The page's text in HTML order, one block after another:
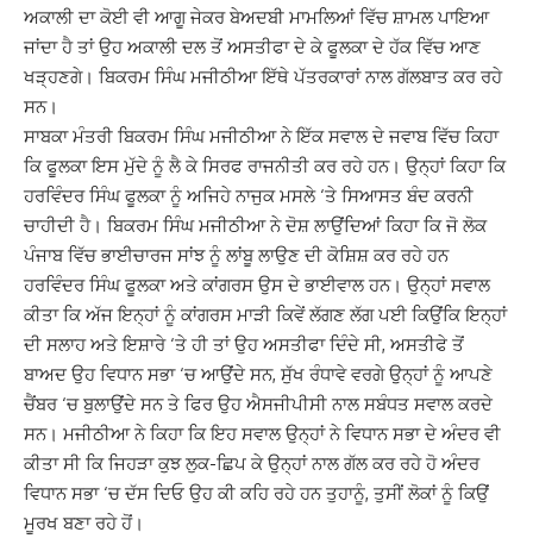
ਅਕਾਲੀ ਦਾ ਕੋਈ ਵੀ ਆਗੂ ਜੇਕਰ ਬੇਅਦਬੀ ਮਾਮਲਿਆਂ ਵਿੱਚ ਸ਼ਾਮਲ ਪਾਇਆ
ਜਾਂਦਾ ਹੈ ਤਾਂ ਉਹ ਅਕਾਲੀ ਦਲ ਤੋਂ ਅਸਤੀਫਾ ਦੇ ਕੇ ਫੂਲਕਾ ਦੇ ਹੱਕ ਵਿੱਚ ਆਣ
ਖੜ੍ਹਣਗੇ। ਬਿਕਰਮ ਸਿੰਘ ਮਜੀਠੀਆ ਇੱਥੇ ਪੱਤਰਕਾਰਾਂ ਨਾਲ ਗੱਲਬਾਤ ਕਰ ਰਹੇ
ਸਨ।
ਸਾਬਕਾ ਮੰਤਰੀ ਬਿਕਰਮ ਸਿੰਘ ਮਜੀਠੀਆ ਨੇ ਇੱਕ ਸਵਾਲ ਦੇ ਜਵਾਬ ਵਿੱਚ ਕਿਹਾ
ਕਿ ਫੂਲਕਾ ਇਸ ਮੁੱਦੇ ਨੂੰ ਲੈ ਕੇ ਸਿਰਫ ਰਾਜਨੀਤੀ ਕਰ ਰਹੇ ਹਨ। ਉਨ੍ਹਾਂ ਕਿਹਾ ਕਿ
ਹਰਵਿੰਦਰ ਸਿੰਘ ਫੂਲਕਾ ਨੂੰ ਅਜਿਹੇ ਨਾਜੁਕ ਮਸਲੇ ‘ਤੇ ਸਿਆਸਤ ਬੰਦ ਕਰਨੀ
ਚਾਹੀਦੀ ਹੈ। ਬਿਕਰਮ ਸਿੰਘ ਮਜੀਠੀਆ ਨੇ ਦੋਸ਼ ਲਾਉਂਦਿਆਂ ਕਿਹਾ ਕਿ ਜੋ ਲੋਕ
ਪੰਜਾਬ ਵਿੱਚ ਭਾਈਚਾਰਜ ਸਾਂਝ ਨੂੰ ਲਾਂਬੂ ਲਾਉਣ ਦੀ ਕੋਸ਼ਿਸ਼ ਕਰ ਰਹੇ ਹਨ
ਹਰਵਿੰਦਰ ਸਿੰਘ ਫੂਲਕਾ ਅਤੇ ਕਾਂਗਰਸ ਉਸ ਦੇ ਭਾਈਵਾਲ ਹਨ। ਉਨ੍ਹਾਂ ਸਵਾਲ
ਕੀਤਾ ਕਿ ਅੱਜ ਇਨ੍ਹਾਂ ਨੂੰ ਕਾਂਗਰਸ ਮਾੜੀ ਕਿਵੇਂ ਲੱਗਣ ਲੱਗ ਪਈ ਕਿਉਂਕਿ ਇਨ੍ਹਾਂ
ਦੀ ਸਲਾਹ ਅਤੇ ਇਸ਼ਾਰੇ ‘ਤੇ ਹੀ ਤਾਂ ਉਹ ਅਸਤੀਫਾ ਦਿੰਦੇ ਸੀ, ਅਸਤੀਫੇ ਤੋਂ
ਬਾਅਦ ਉਹ ਵਿਧਾਨ ਸਭਾ ‘ਚ ਆਉਂਦੇ ਸਨ, ਸੁੱਖ ਰੰਧਾਵੇ ਵਰਗੇ ਉਨ੍ਹਾਂ ਨੂੰ ਆਪਣੇ
ਚੈਂਬਰ ‘ਚ ਬੁਲਾਉਂਦੇ ਸਨ ਤੇ ਫਿਰ ਉਹ ਐਸਜੀਪੀਸੀ ਨਾਲ ਸਬੰਧਤ ਸਵਾਲ ਕਰਦੇ
ਸਨ। ਮਜੀਠੀਆ ਨੇ ਕਿਹਾ ਕਿ ਇਹ ਸਵਾਲ ਉਨ੍ਹਾਂ ਨੇ ਵਿਧਾਨ ਸਭਾ ਦੇ ਅੰਦਰ ਵੀ
ਕੀਤਾ ਸੀ ਕਿ ਜਿਹੜਾ ਕੁਝ ਲੁਕ-ਛਿਪ ਕੇ ਉਨ੍ਹਾਂ ਨਾਲ ਗੱਲ ਕਰ ਰਹੇ ਹੋ ਅੰਦਰ
ਵਿਧਾਨ ਸਭਾ ‘ਚ ਦੱਸ ਦਿਓ ਉਹ ਕੀ ਕਹਿ ਰਹੇ ਹਨ ਤੁਹਾਨੂੰ, ਤੁਸੀਂ ਲੋਕਾਂ ਨੂੰ ਕਿਉਂ
ਮੂਰਖ ਬਣਾ ਰਹੇ ਹੋਂ।